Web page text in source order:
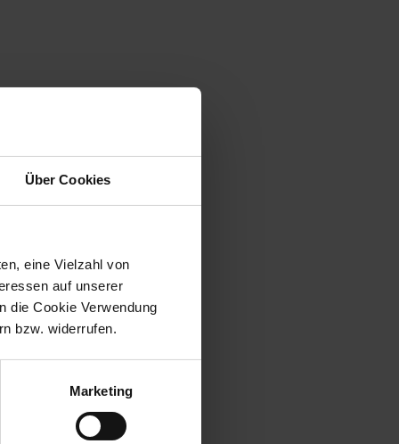
Über Cookies
eine Vielzahl von
auf unserer
die Cookie Verwendung
bzw. widerrufen.
Marketing